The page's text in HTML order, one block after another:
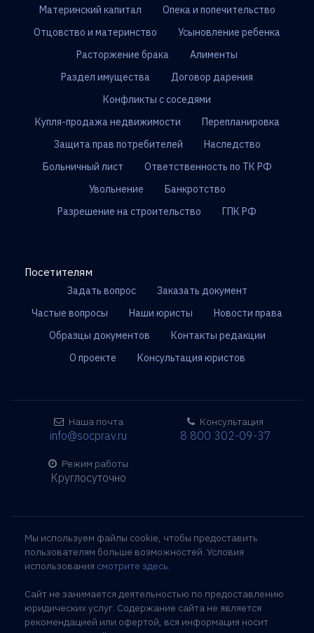
Материнский капитал
Опека и попечительство
Отцовство и материнство
Усыновление ребенка
Расторжение брака
Алименты
Раздел имущества
Договор дарения
Конфликты с соседями
Купля-продажа недвижимости
Перепланировка
Защита прав потребителей
Наследство
Больничный лист
Ответственность по ТК РФ
Увольнение
Банкротство
Разрешение на строительство
ГПК РФ
Посетителям
Задать вопрос
Заказать документ
Частые вопросы
Наши юристы
Новости права
Образцы документов
Контакты редакции
О проекте
Консультация юристов
Наша почта
info@socprav.ru
Режим работы
Круглосуточно
Консультация
8 800 302-09-37
Мы используем файлы cookie, чтобы предоставить
пользователям больше возможностей. Условия
использования смотрите здесь.
Сайт не занимается деятельностью по предоставлению
юридических услуг. Содержание сайта не является
рекомендацией или офертой, вся информация носит